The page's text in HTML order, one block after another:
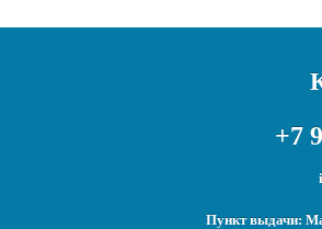
+7
Пункт выдачи: